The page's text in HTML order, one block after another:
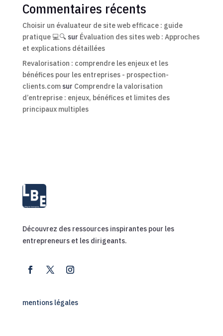
Commentaires récents
Choisir un évaluateur de site web efficace : guide
pratique 💻🔍 sur Évaluation des sites web : Approches
et explications détaillées
Revalorisation : comprendre les enjeux et les
bénéfices pour les entreprises - prospection-
clients.comsur Comprendre la valorisation
d’entreprise : enjeux, bénéfices et limites des
principaux multiples
Découvrez des ressources inspirantes pour les
entrepreneurs et les dirigeants.
mentions légales